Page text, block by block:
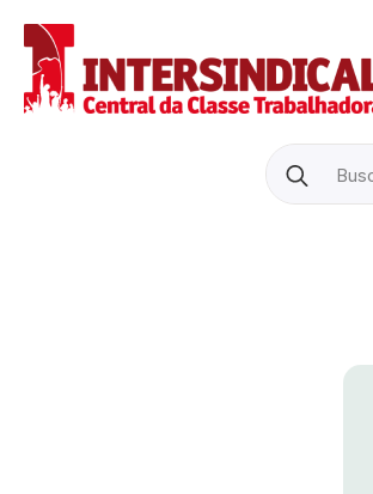
Search
for: